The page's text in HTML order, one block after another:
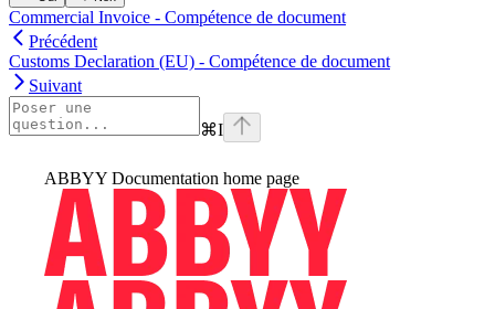
Commercial Invoice - Compétence de document
Précédent
Customs Declaration (EU) - Compétence de document
Suivant
⌘I
ABBYY Documentation home page